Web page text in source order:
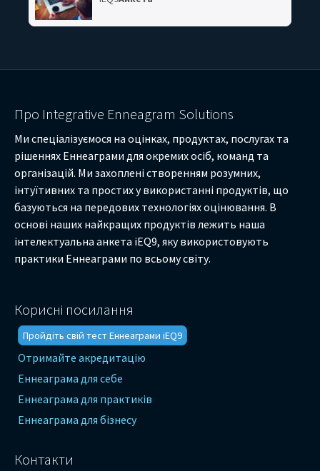
Про Integrative Enneagram Solutions
Ми спеціалізуємося на оцінках, продуктах, послугах та
рішеннях Еннеаграми для окремих осіб, команд та
організацій. Ми захоплені створенням розумних,
інтуїтивних та простих у використанні продуктів, що
базуються на передових технологіях оцінювання. В
основі наших найкращих продуктів лежить наша
інтелектуальна анкета iEQ9, яку використовують
практики Еннеаграми по всьому світу.
Корисні посилання
Пройдіть свій тест Еннеаграми iEQ9
Отримайте акредитацію
Еннеаграма для себе
Еннеаграма для практиків
Еннеаграма для бізнесу
Контакти